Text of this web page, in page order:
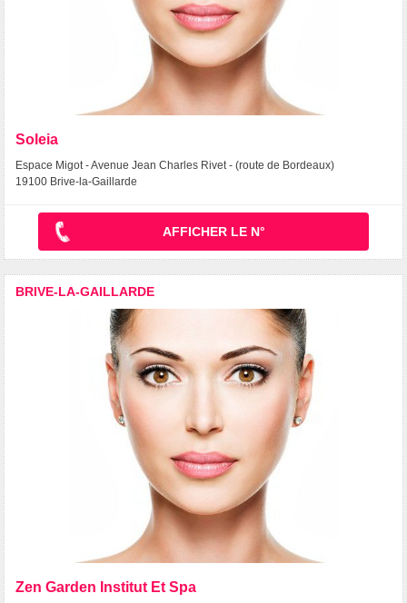
Soleia
Espace Migot - Avenue Jean Charles Rivet - (route de Bordeaux)
19100 Brive-la-Gaillarde
AFFICHER LE N°
BRIVE-LA-GAILLARDE
Zen Garden Institut Et Spa